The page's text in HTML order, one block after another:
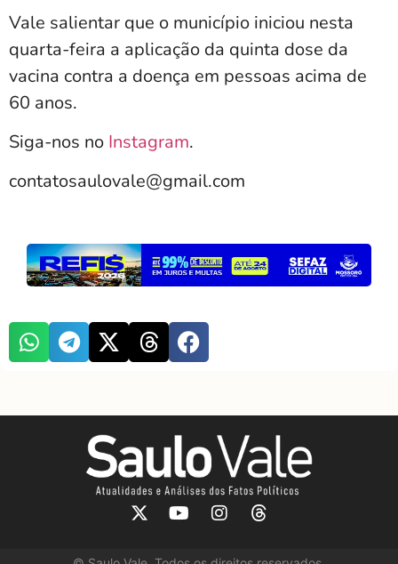
Vale salientar que o município iniciou nesta
quarta-feira a aplicação da quinta dose da
vacina contra a doença em pessoas acima de
60 anos.
Siga-nos no Instagram.
contatosaulovale@gmail.com